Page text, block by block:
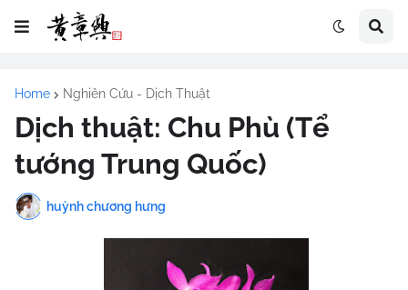
Home Nghiên Cứu - Dịch Thuật
Dịch thuật: Chu Phù (Tể
tướng Trung Quốc)
huỳnh chương hưng